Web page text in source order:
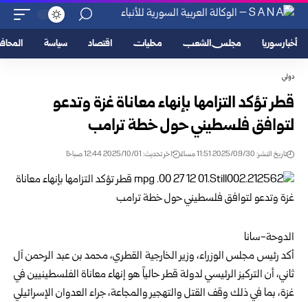
أخبار سوريا مجلس الشعب محليات اقتصاد سياسة
دولي
قطر تؤكد التزامها بإنهاء معاناة غزة وتدعو
لتوافق فلسطيني حول خطة ترامب
تاريخ النشر: 2025/09/30 11:51 مساءً اخر تحديث: 2025/10/01 12:44 صباحًا
الدوحة-سانا
أكد رئيس مجلس الوزراء، وزير الخارجية القطري، محمد بن عبد الرحمن آل
ثاني، أن التركيز الرئيسي لدولة قطر حالياً هو إنهاء معاناة الفلسطينيين في
غزة، بما في ذلك وقف القتل والتهجير والمجاعة، جراء العدوان الإسرائيلي